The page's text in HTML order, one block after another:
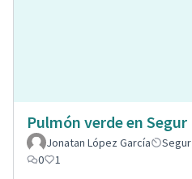
Pulmón verde en Segur
Jonatan López García
Segur
0
1